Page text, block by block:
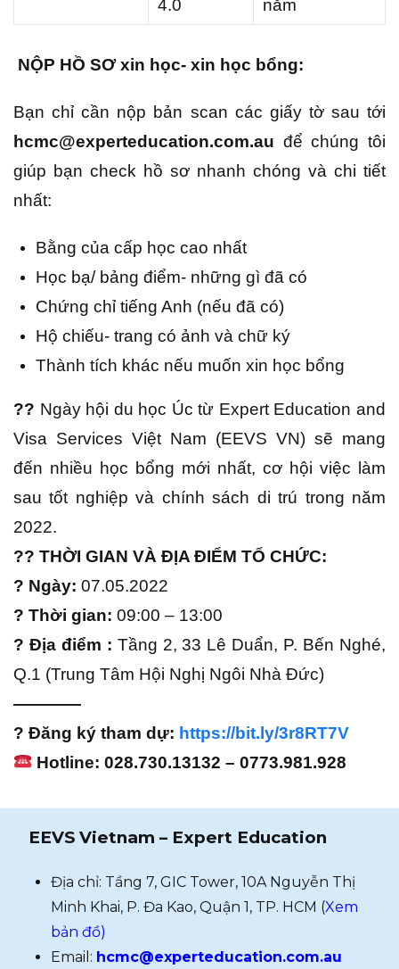
4.0 năm
NỘP HỒ SƠ xin học- xin học bổng:
Bạn chỉ cần nộp bản scan các giấy tờ sau tới
hcmc@experteducation.com.au để chúng tôi
giúp bạn check hồ sơ nhanh chóng và chi tiết
nhất:
Bằng của cấp học cao nhất
Học bạ/ bảng điểm- những gì đã có
Chứng chỉ tiếng Anh (nếu đã có)
Hộ chiếu- trang có ảnh và chữ ký
Thành tích khác nếu muốn xin học bổng
?? Ngày hội du học Úc từ Expert Education and
Visa Services Việt Nam (EEVS VN) sẽ mang
đến nhiều học bổng mới nhất, cơ hội việc làm
sau tốt nghiệp và chính sách di trú trong năm
2022.
?? THỜI GIAN VÀ ĐỊA ĐIỂM TỔ CHỨC:
️? Ngày: 07.05.2022
️? Thời gian: 09:00 – 13:00
️? Địa điểm : Tầng 2, 33 Lê Duẩn, P. Bến Nghé,
Q.1 (Trung Tâm Hội Nghị Ngôi Nhà Đức)
————
? Đăng ký tham dự: https://bit.ly/3r8RT7V
Hotline: 028.730.13132 – 0773.981.928
EEVS Vietnam – Expert Education
Địa chỉ: Tầng 7, GIC Tower, 10A Nguyễn Thị
Minh Khai, P. Đa Kao, Quận 1, TP. HCM (Xem
bản đồ)
Email: hcmc@experteducation.com.au